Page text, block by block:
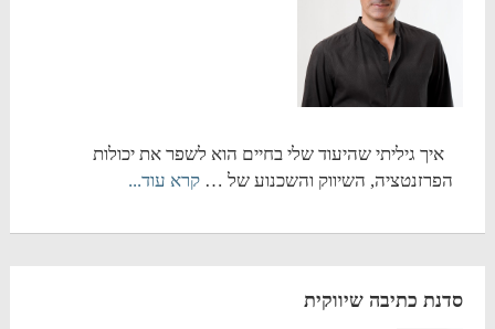
איך גיליתי שהיעוד שלי בחיים הוא לשפר את יכולות
הפרזנטציה, השיווק והשכנוע של …קרא עוד...
סדנת כתיבה שיווקית